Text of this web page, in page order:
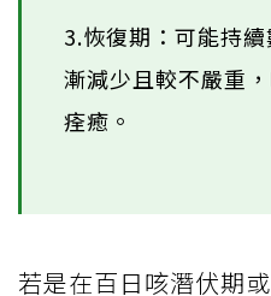
3.恢復期：可能持
漸減少且較不嚴重
痊癒。
若是在百日咳潛伏期